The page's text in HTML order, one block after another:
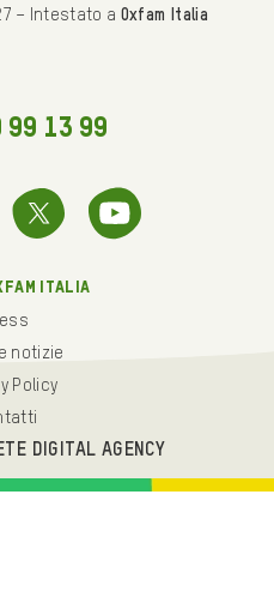
– Intestato a Oxfam Italia
99 13 99
italia
notizie
Policy
DIGITAL AGENCY